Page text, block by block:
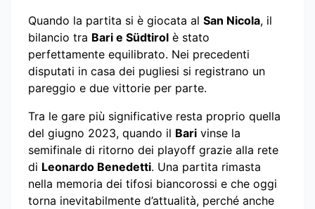
Quando la partita si è giocata al San Nicola, il
bilancio tra Bari e Südtirol è stato
perfettamente equilibrato. Nei precedenti
disputati in casa dei pugliesi si registrano un
pareggio e due vittorie per parte.
Tra le gare più significative resta proprio quella
del giugno 2023, quando il Bari vinse la
semifinale di ritorno dei playoff grazie alla rete
di Leonardo Benedetti. Una partita rimasta
nella memoria dei tifosi biancorossi e che oggi
torna inevitabilmente d’attualità, perché anche